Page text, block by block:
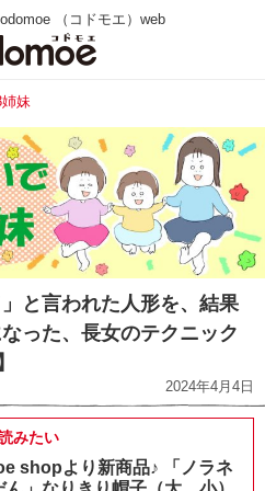
（コドモエ）web
妹
と言われた人形を、結果
った、長女のテクニック
2024年4月4日
みたい
shopより新商品♪ 「ノラネ